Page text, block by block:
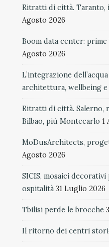
Ritratti di città. Taranto,
Agosto 2026
Boom data center:
Agosto 2026
L’integrazione
architettura, wellbeing
Ritratti di città. Salerno,
Bilbao, più Montecarlo 1
MoDusArchitects,
Agosto 2026
SICIS, mosaici
ospitalità 31 Luglio 2026
Tbilisi perde le brocche
Il ritorno dei centri